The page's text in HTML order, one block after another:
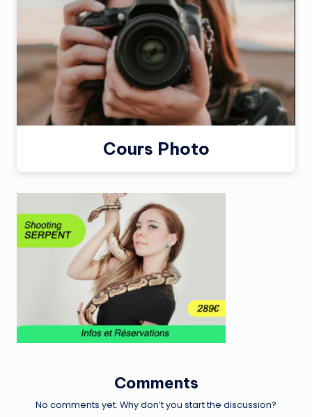
Cours Photo
Comments
No comments yet. Why don’t you start the discussion?